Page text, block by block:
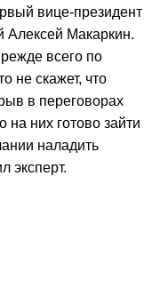
вице-президент
Алексей Макаркин.
всего по
не скажет, что
в переговорах
на них готово зайти
наладить
эксперт.